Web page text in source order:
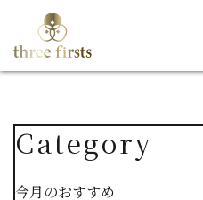
Category
今月のおすすめ